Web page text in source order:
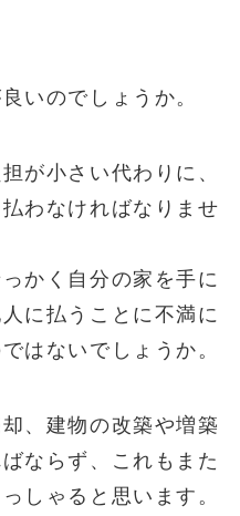
いのでしょうか。
が小さい代わりに、
わなければなりませ
かく自分の家を手に
に払うことに不満に
はないでしょうか。
、建物の改築や増築
ならず、これもまた
しゃると思います。